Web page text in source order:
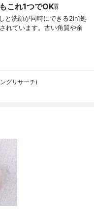
れ1つでOK❕❕
と洗顔が同時にできる2in1処
れています。古い角質や余
グリサーチ)